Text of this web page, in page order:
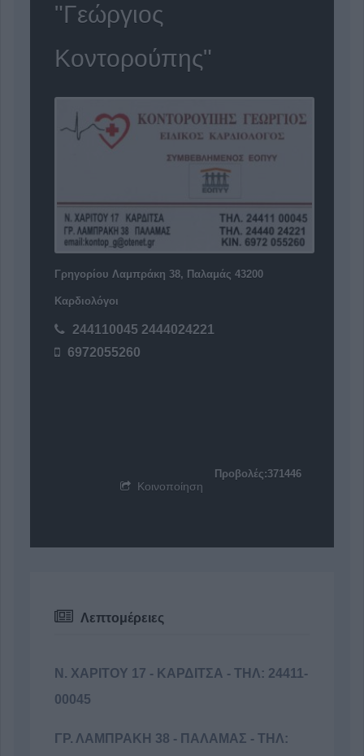
"Γεώργιος
Κοντορούπης"
Γρηγορίου Λαμπράκη 38, Παλαμάς 43200
Καρδιολόγοι
244110045 2444024221
6972055260
Προβολές:371446
Κοινοποίηση
Λεπτομέρειες
N. ΧΑΡΙΤΟΥ 17 - ΚΑΡΔΙΤΣΑ - ΤΗΛ: 24411-
00045
ΓΡ. ΛΑΜΠΡΑΚΗ 38 - ΠΑΛΑΜΑΣ - ΤΗΛ: